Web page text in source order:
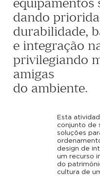
equipamentos
dando
durabilidade,
e integração
privilegiando
amigas
do ambiente.
Esta
conjunto de
soluções
design de
um recurso
do
cultura de